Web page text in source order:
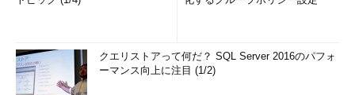
クエリストアって何だ？ SQL Server 2016のパフォ
ーマンス向上に注目 (1/2)